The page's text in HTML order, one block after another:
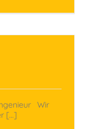
Wir
[...]